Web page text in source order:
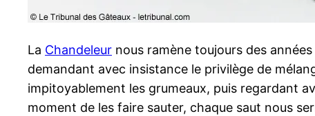
La Chandeleur nous ramène toujours des
demandant avec insistance le privilège de
impitoyablement les grumeaux, puis regardant
moment de les faire sauter, chaque saut nous